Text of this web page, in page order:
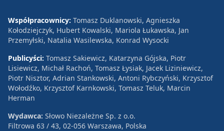
Współpracownicy: Tomasz Duklanowski, Agnieszka
Kołodziejczyk, Hubert Kowalski, Mariola Łukawska, Jan
Przemyłski, Natalia Wasilewska, Konrad Wysocki
Publicyści: Tomasz Sakiewicz, Katarzyna Gójska, Piotr
Lisiewicz, Michał Rachoń, Tomasz Łysiak, Jacek Liziniewicz,
Piotr Nisztor, Adrian Stankowski, Antoni Rybczyński, Krzysztof
Wołodźko, Krzysztof Karnkowski, Tomasz Teluk, Marcin
Herman
Wydawca: Słowo Niezależne Sp. z o.o.
Filtrowa 63 / 43, 02-056 Warszawa, Polska